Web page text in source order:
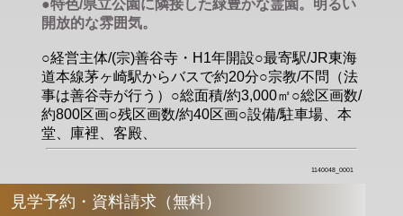
●特色/県立公園に隣接した緑豊かな霊園。明るい
開放的な雰囲気。
○経営主体/(宗)善谷寺・H1年開設○最寄駅/JR東海
道本線茅ヶ崎駅からバスで約20分○宗教/不問（法
事は善谷寺が行う）○総面積/約3,000㎡○総区画数/
約800区画○残区画数/約40区画○設備/駐車場、本
堂、庫裡、客殿、
1140048_0001
見学予約・資料請求（無料）